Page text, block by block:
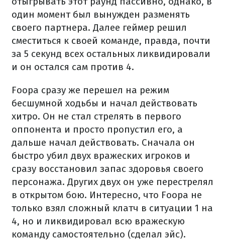
один момент был вынужден разменять
своего партнера. Далее геймер решил
сместиться к своей команде, правда, почти
за 5 секунд всех остальных ликвидировали
и он остался сам против 4.
Foopa сразу же перешел на режим
бесшумной ходьбы и начал действовать
хитро. Он не стал стрелять в первого
оппонента и просто пропустил его, а
дальше начал действовать. Сначала он
быстро убил двух вражеских игроков и
сразу восстановил запас здоровья своего
персонажа. Других двух он уже перестрелял
в открытом бою. Интересно, что Foopa не
только взял сложный клатч в ситуации 1 на
4, но и ликвидировал всю вражескую
команду самостоятельно (сделал эйс).